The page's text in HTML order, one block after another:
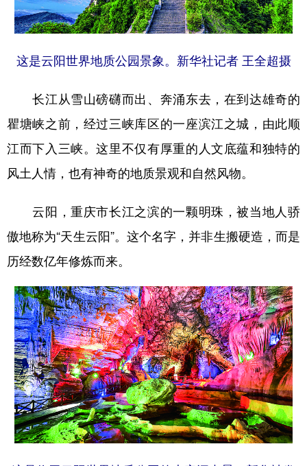
这是云阳世界地质公园景象。新华社记者 王全超摄
长江从雪山磅礴而出、奔涌东去，在到达雄奇的
瞿塘峡之前，经过三峡库区的一座滨江之城，由此顺
江而下入三峡。这里不仅有厚重的人文底蕴和独特的
风土人情，也有神奇的地质景观和自然风物。
云阳，重庆市长江之滨的一颗明珠，被当地人骄
傲地称为“天生云阳”。这个名字，并非生搬硬造，而是
历经数亿年修炼而来。